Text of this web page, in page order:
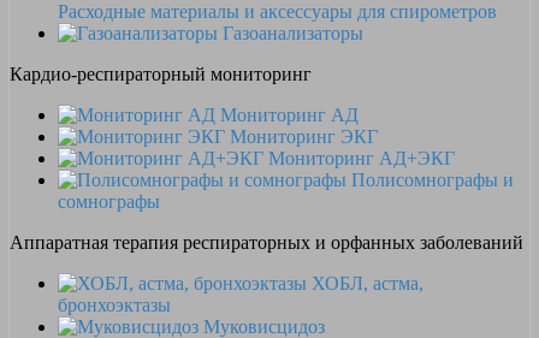
Расходные материалы и аксессуары для спирометров
Газоанализаторы
Кардио-респираторный мониторинг
Мониторинг АД
Мониторинг ЭКГ
Мониторинг АД+ЭКГ
Полисомнографы и
сомнографы
Аппаратная терапия респираторных и орфанных заболеваний
ХОБЛ, астма,
бронхоэктазы
Муковисцидоз